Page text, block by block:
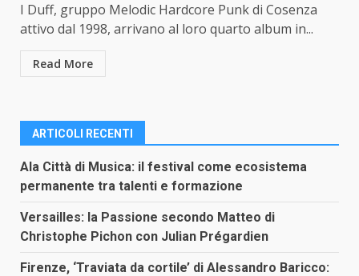
I Duff, gruppo Melodic Hardcore Punk di Cosenza
attivo dal 1998, arrivano al loro quarto album in...
Read More
ARTICOLI RECENTI
Ala Città di Musica: il festival come ecosistema
permanente tra talenti e formazione
Versailles: la Passione secondo Matteo di
Christophe Pichon con Julian Prégardien
Firenze, ‘Traviata da cortile’ di Alessandro Baricco: